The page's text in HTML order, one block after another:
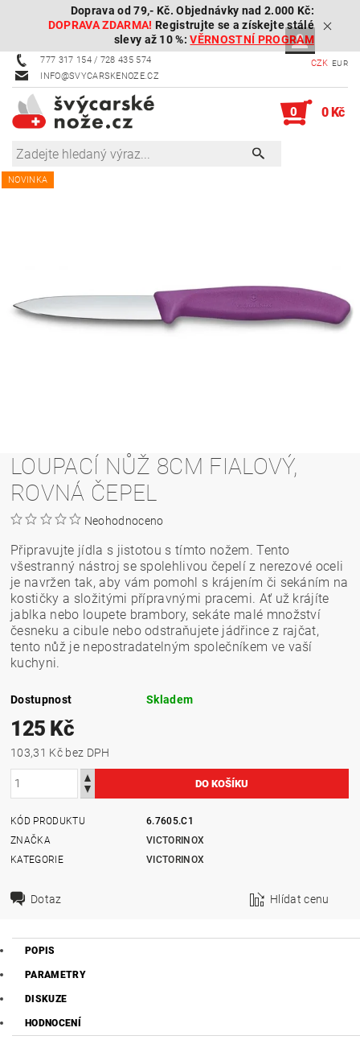
Doprava od 79,- Kč. Objednávky nad 2.000 Kč:
DOPRAVA ZDARMA! Registrujte se a získejte stálé
slevy až 10 %:VĚRNOSTNÍ PROGRAM
777 317 154 / 728 435 574
INFO@SVYCARSKENOZE.CZ
CZK EUR
0 0 Kč
NOVINKA
LOUPACÍ NŮŽ 8CM FIALOVÝ,
ROVNÁ ČEPEL
Neohodnoceno
Připravujte jídla s jistotou s tímto nožem. Tento
všestranný nástroj se spolehlivou čepelí z nerezové oceli
je navržen tak, aby vám pomohl s krájením či sekáním na
kostičky a složitými přípravnými pracemi. Ať už krájíte
jablka nebo loupete brambory, sekáte malé množství
česneku a cibule nebo odstraňujete jádřince z rajčat,
tento nůž je nepostradatelným společníkem ve vaší
kuchyni.
Dostupnost Skladem
125 Kč
103,31 Kč bez DPH
KÓD PRODUKTU
6.7605.C1
ZNAČKA
VICTORINOX
KATEGORIE
VICTORINOX
Dotaz Hlídat cenu
POPIS
PARAMETRY
DISKUZE
HODNOCENÍ